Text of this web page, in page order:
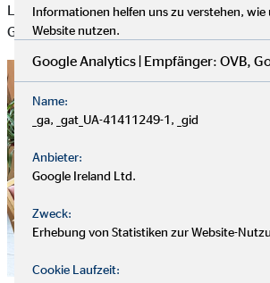
Lebensweg finden die Bewohnerinnen
Geborgenheit, Gemeinschaft und einen
Informationen helfen uns zu verstehen, wie
Website nutzen.
Google Analytics | Empfänger: OVB,
Name:
_ga, _gat_UA-41411249-1, _gid
Anbieter:
Google Ireland Ltd.
Zweck:
Erhebung von Statistiken zur Website-
Cookie Laufzeit: